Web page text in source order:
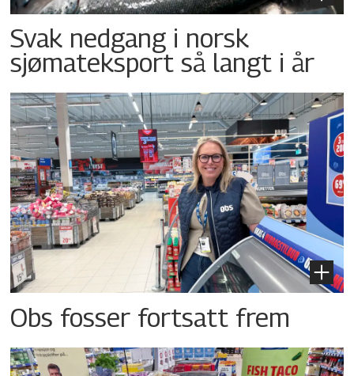
Svak nedgang i norsk
sjømateksport så langt i år
Obs fosser fortsatt frem